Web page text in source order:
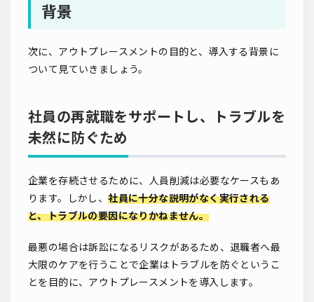
背景
次に、アウトプレースメントの目的と、導入する背景に
ついて見ていきましょう。
社員の再就職をサポートし、トラブルを
未然に防ぐため
企業を存続させるために、人員削減は必要なケースもあ
ります。しかし、社員に十分な説明がなく実行される
と、トラブルの要因になりかねません。
最悪の場合は訴訟になるリスクがあるため、退職者へ最
大限のケアを行うことで企業はトラブルを防ぐというこ
とを目的に、アウトプレースメントを導入します。